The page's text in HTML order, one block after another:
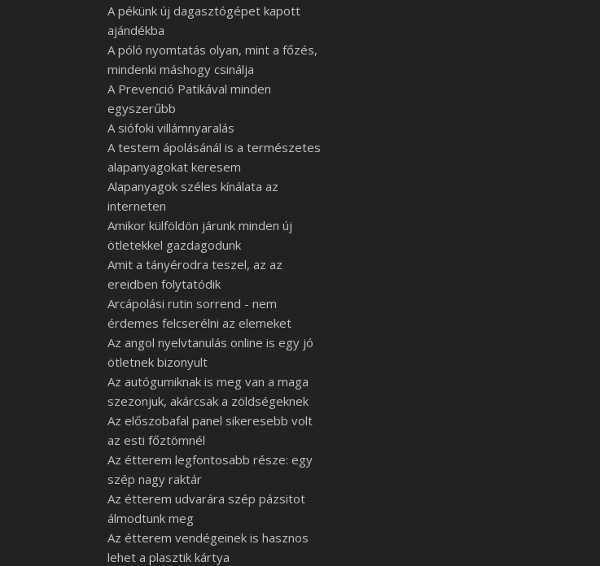
A pékünk új dagasztógépet kapott
ajándékba
A póló nyomtatás olyan, mint a főzés,
mindenki máshogy csinálja
A Prevenció Patikával minden
egyszerűbb
A siófoki villámnyaralás
A testem ápolásánál is a természetes
alapanyagokat keresem
Alapanyagok széles kínálata az
interneten
Amikor külföldön járunk minden új
ötletekkel gazdagodunk
Amit a tányérodra teszel, az az
ereidben folytatódik
Arcápolási rutin sorrend - nem
érdemes felcserélni az elemeket
Az angol nyelvtanulás online is egy jó
ötletnek bizonyult
Az autógumiknak is meg van a maga
szezonjuk, akárcsak a zöldségeknek
Az előszobafal panel sikeresebb volt
az esti főztömnél
Az étterem legfontosabb része: egy
szép nagy raktár
Az étterem udvarára szép pázsitot
álmodtunk meg
Az étterem vendégeinek is hasznos
lehet a plasztik kártya